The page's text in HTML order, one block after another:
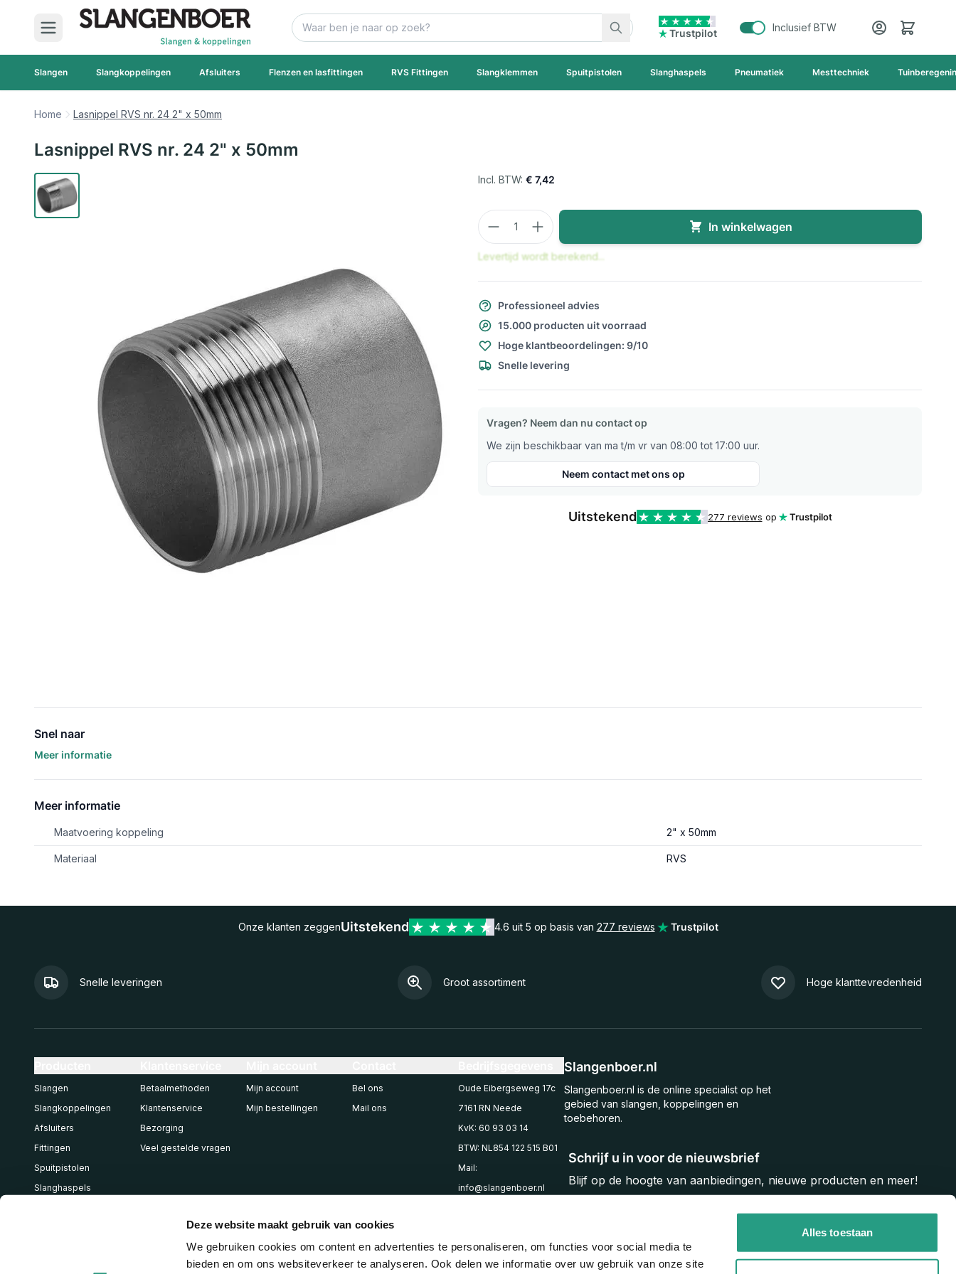
Deze website maakt gebruik van cookies
We gebruiken cookies om content en advertenties te personaliseren, om functies voor social media te
bieden en om ons websiteverkeer te analyseren. Ook delen we informatie over uw gebruik van onze site
Alles toestaan
Ga naar de inhoud
Zoek
Trustpilot
Inclusief BTW Cart
Slangen Slangkoppelingen Afsluiters Flenzen en lasfittingen RVS Fittingen Slangklemmen Spuitpistolen Slanghaspels Pneumatiek Mesttechniek
Home Lasnippel RVS nr. 24 2" x 50mm
Lasnippel RVS nr. 24 2" x 50mm
€ 7,42
Aantal
In winkelwagen
Levertijd wordt berekend...
Professioneel advies
15.000 producten uit voorraad
Hoge klantbeoordelingen: 9/10
Snelle levering
Vragen? Neem dan nu contact op
We zijn beschikbaar van ma t/m vr van 08:00 tot 17:00 uur.
Neem contact met ons op
Uitstekend 277 reviews op Trustpilot
Snel naar
Meer informatie
Meer informatie
Maatvoering koppeling 2" x 50mm
Materiaal RVS
Onze klanten zeggenUitstekend 4.6 uit 5 op basis van 277 reviews Trustpilot
Snelle leveringen Groot assortiment Hoge klanttevredenheid
Schrijf u in voor de nieuwsbrief
Blijf op de hoogte van aanbiedingen, nieuwe producten en meer!
Slangenboer.nl
Slangenboer.nl is de online specialist op het
gebied van slangen, koppelingen en
toebehoren.
Slangen
Slangkoppelingen
Afsluiters
Fittingen
Spuitpistolen
Slanghaspels
Betaalmethoden
Klantenservice
Bezorging
Veel gestelde vragen
Mijn account
Mijn bestellingen
Bel ons
Mail ons
Oude Eibergseweg 17c
7161 RN Neede
KvK: 60 93 03 14
BTW: NL854 122 515 B01
Mail:
info@slangenboer.nl